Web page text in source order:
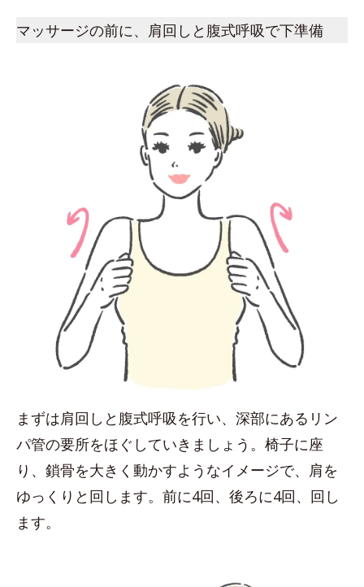
マッサージの前に、肩回しと腹式呼吸で下準備
まずは肩回しと腹式呼吸を行い、深部にあるリン
パ管の要所をほぐしていきましょう。椅子に座
り、鎖骨を大きく動かすようなイメージで、肩を
ゆっくりと回します。前に4回、後ろに4回、回し
ます。